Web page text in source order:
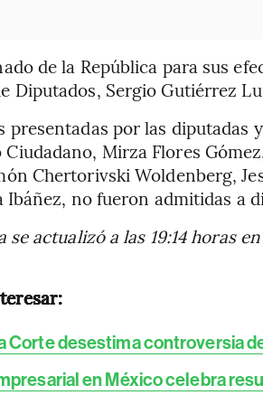
de la República para sus
Diputados, Sergio Gutiérrez
presentadas por las
Mirza Flores
Chertorivski Woldenberg,
Ibáñez, no fueron admitidas a
se actualizó a las 19:14 horas
Corte desestima controversia
en México celebra